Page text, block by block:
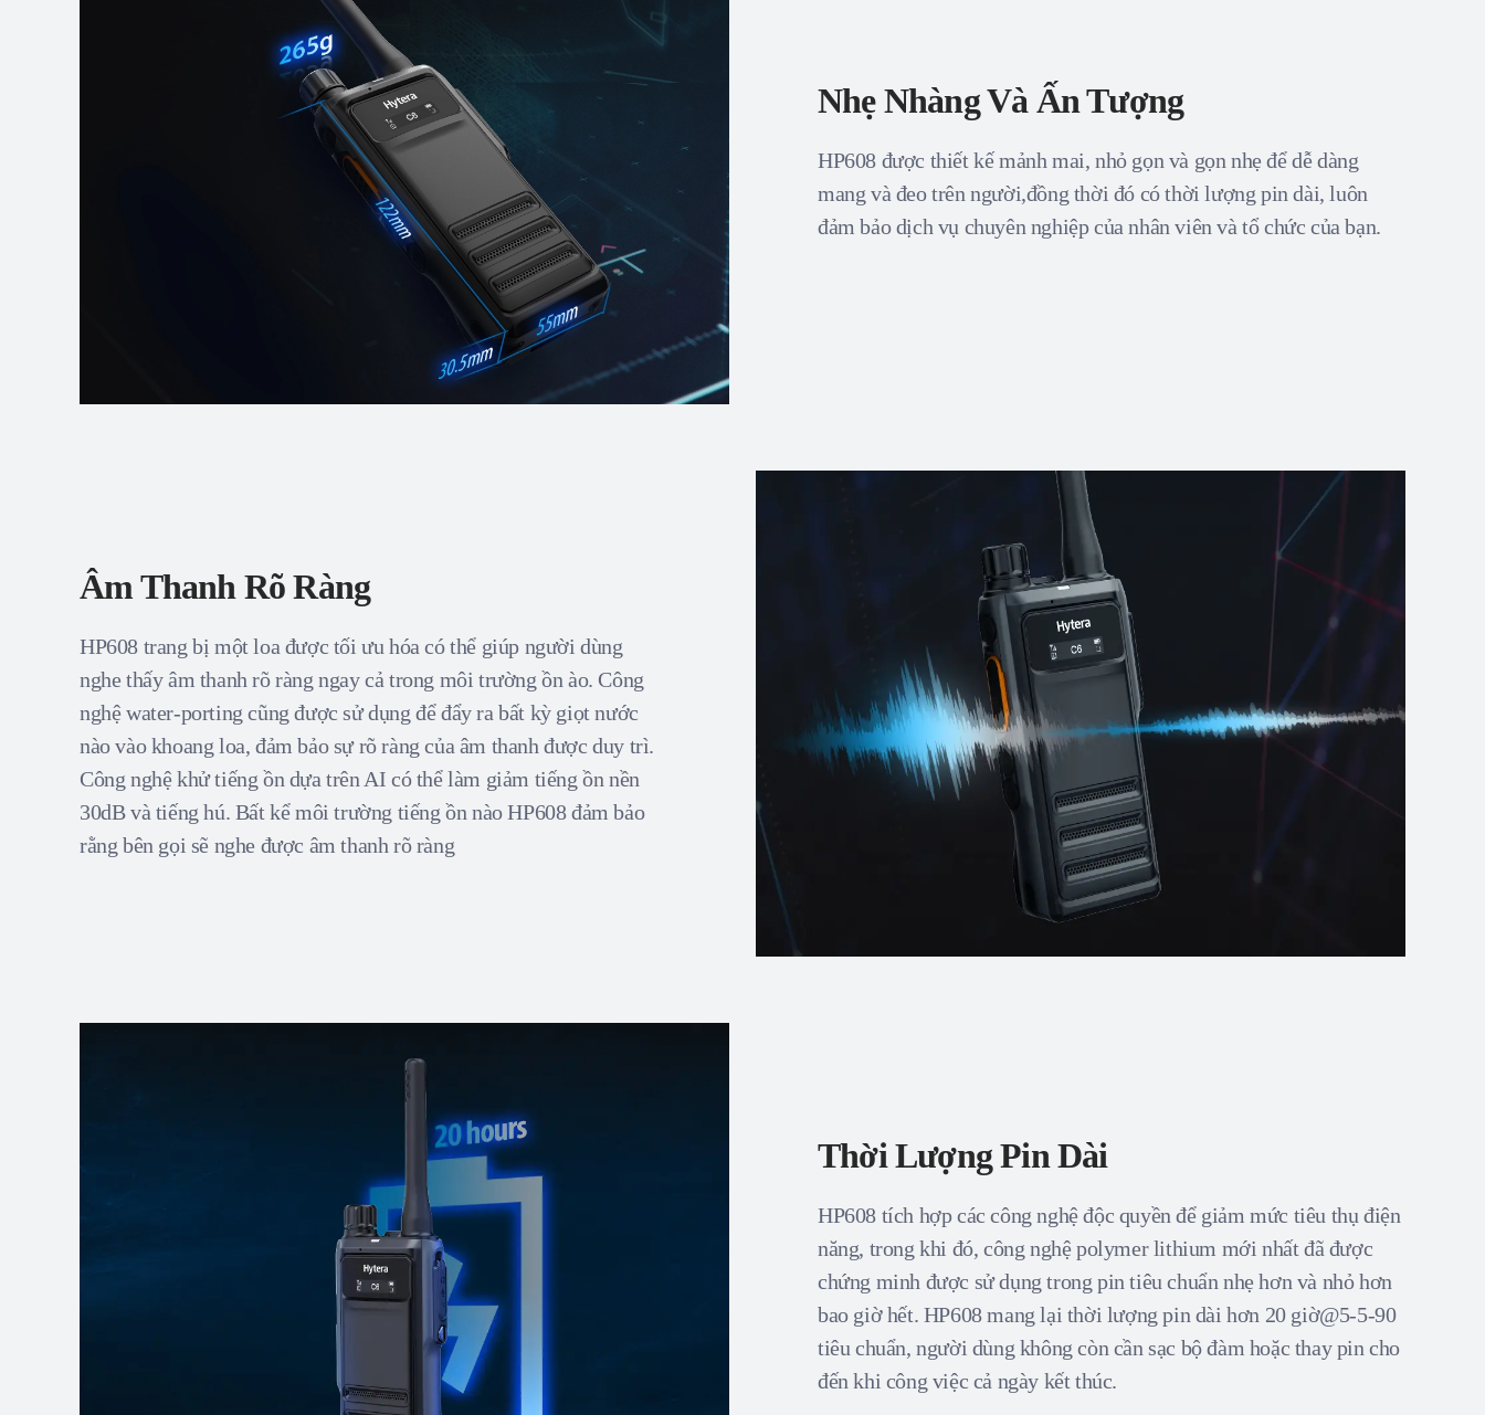
Nhẹ Nhàng Và Ấn Tượng
HP608 được thiết kế mảnh mai, nhỏ gọn và gọn nhẹ để dễ dàng
mang và đeo trên người,đồng thời đó có thời lượng pin dài, luôn
đảm bảo dịch vụ chuyên nghiệp của nhân viên và tổ chức của bạn.
Âm Thanh Rõ Ràng
HP608 trang bị một loa được tối ưu hóa có thể giúp người dùng
nghe thấy âm thanh rõ ràng ngay cả trong môi trường ồn ào. Công
nghệ water-porting cũng được sử dụng để đẩy ra bất kỳ giọt nước
nào vào khoang loa, đảm bảo sự rõ ràng của âm thanh được duy trì.
Công nghệ khử tiếng ồn dựa trên AI có thể làm giảm tiếng ồn nền
30dB và tiếng hú. Bất kể môi trường tiếng ồn nào HP608 đảm bảo
rằng bên gọi sẽ nghe được âm thanh rõ ràng
Thời Lượng Pin Dài
HP608 tích hợp các công nghệ độc quyền để giảm mức tiêu thụ điện
năng, trong khi đó, công nghệ polymer lithium mới nhất đã được
chứng minh được sử dụng trong pin tiêu chuẩn nhẹ hơn và nhỏ hơn
bao giờ hết. HP608 mang lại thời lượng pin dài hơn 20 giờ@5-5-90
tiêu chuẩn, người dùng không còn cần sạc bộ đàm hoặc thay pin cho
đến khi công việc cả ngày kết thúc.